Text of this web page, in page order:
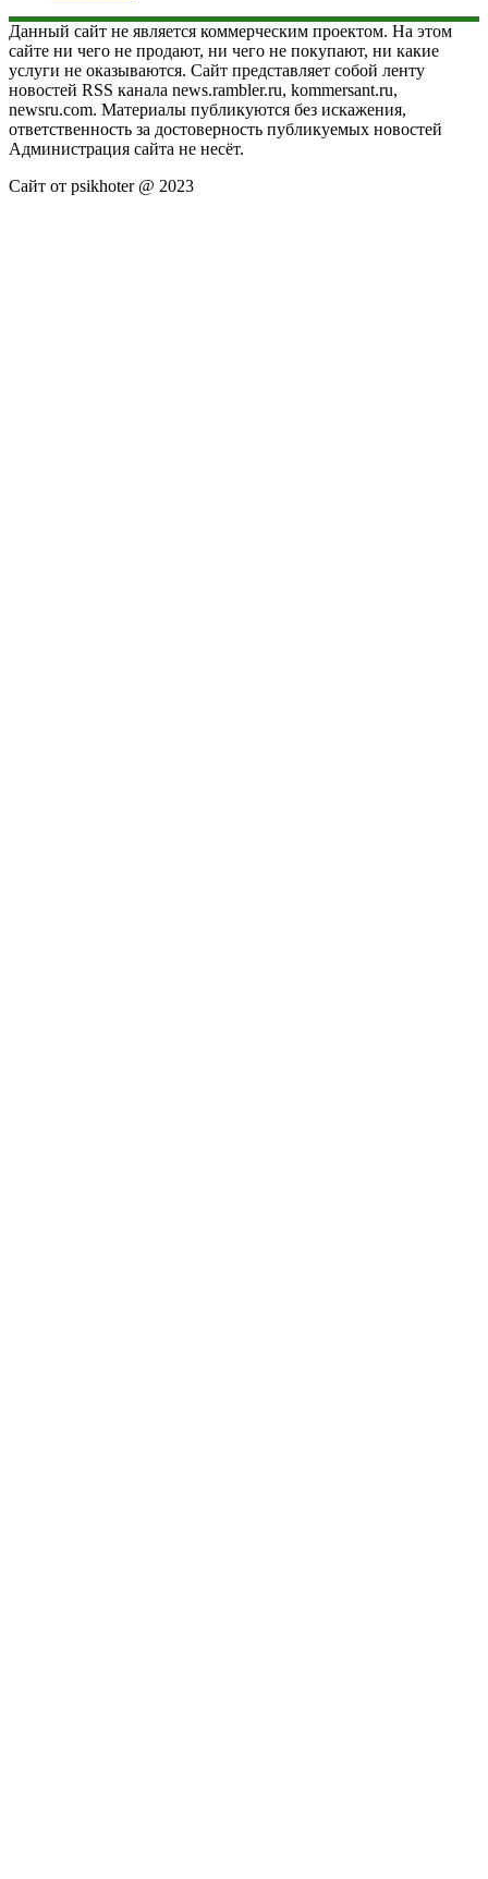
Данный сайт не является коммерческим проектом. На этом
сайте ни чего не продают, ни чего не покупают, ни какие
услуги не оказываются. Сайт представляет собой ленту
новостей RSS канала news.rambler.ru, kommersant.ru,
newsru.com. Материалы публикуются без искажения,
ответственность за достоверность публикуемых новостей
Администрация сайта не несёт.
Сайт от psikhoter @ 2023